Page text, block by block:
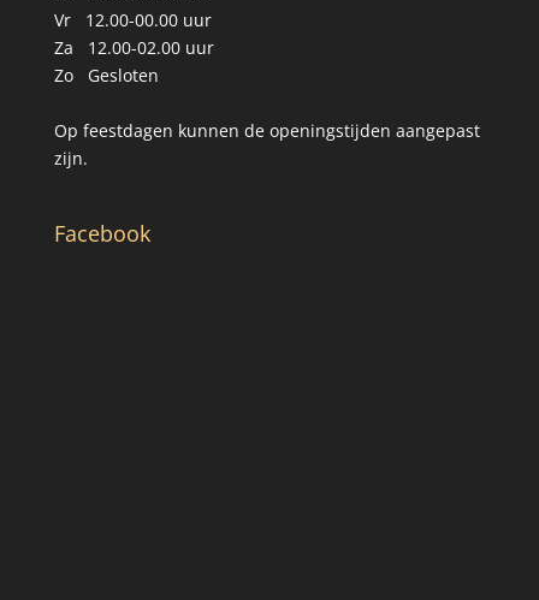
Vr 12.00-00.00 uur
Za 12.00-02.00 uur
Zo Gesloten
Op feestdagen kunnen de openingstijden aangepast
zijn.
Facebook